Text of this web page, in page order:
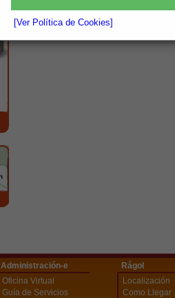
[Ver Política de Cookies]
Administración-e
Oficina Virtual
Guía de Servicios
Rágol
Localización
Como Llegar